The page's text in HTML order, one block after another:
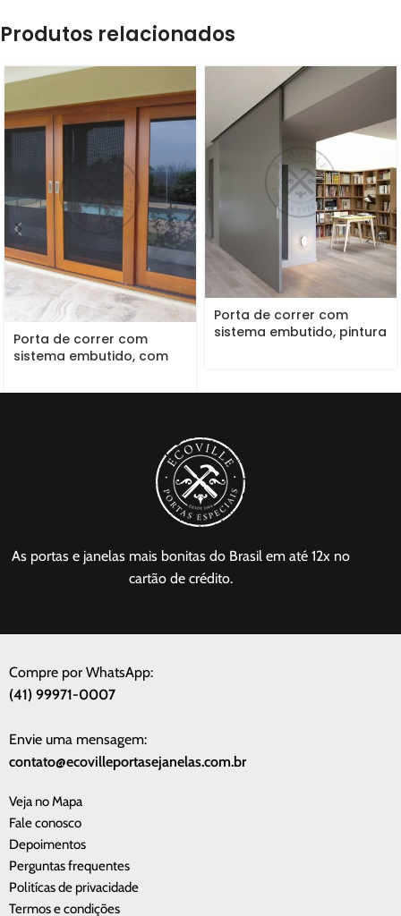
Produtos relacionados
Porta de correr com
sistema embutido, com
acetinado (Sayerlack)
Porta de correr com
sistema embutido, pintura
As portas e janelas mais bonitas do Brasil em até 12x no
cartão de crédito.
Compre por WhatsApp:
(41) 99971-0007
Envie uma mensagem:
contato@ecovilleportasejanelas.com.br
Veja no Mapa
Fale conosco
Depoimentos
Perguntas frequentes
Politícas de privacidade
Termos e condições